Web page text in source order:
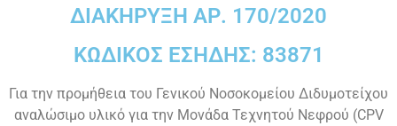
ΔΙΑΚΗΡΥΞΗ ΑΡ. 170/2020
ΚΩΔΙΚΟΣ ΕΣΗΔΗΣ: 83871
Για την προμήθεια του Γενικού Νοσοκομείου Διδυμοτείχου
αναλώσιμο υλικό για την Μονάδα Τεχνητού Νεφρού (CPV